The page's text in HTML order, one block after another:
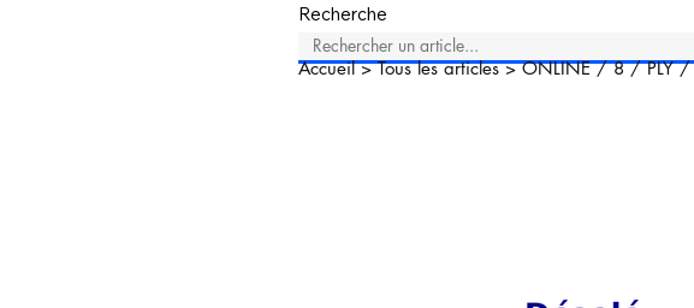
Recherche
Accueil>Tous les articles>ONLINE / 8 / PLY /